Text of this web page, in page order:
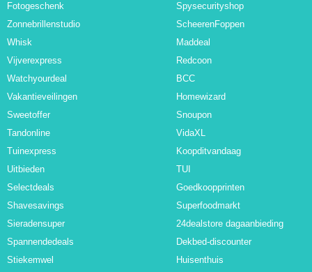
Fotogeschenk
Zonnebrillenstudio
Whisk
Vijverexpress
Watchyourdeal
Vakantieveilingen
Sweetoffer
Tandonline
Tuinexpress
Uitbieden
Selectdeals
Shavesavings
Sieradensuper
Spannendedeals
Stiekemwel
Spysecurityshop
ScheerenFoppen
Maddeal
Redcoon
BCC
Homewizard
Snoupon
VidaXL
Koopditvandaag
TUI
Goedkoopprinten
Superfoodmarkt
24dealstore dagaanbieding
Dekbed-discounter
Huisenthuis